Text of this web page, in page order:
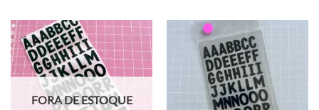
tem
várias
variantes.
As
opções
podem
tem
várias
variantes.
As
opções
podem
FORA DE ESTOQUE